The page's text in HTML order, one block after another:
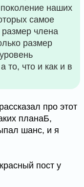
наших
самое
члена
размер
то, что и как и в
про этот
планаБ,
шанс, и я
пост у